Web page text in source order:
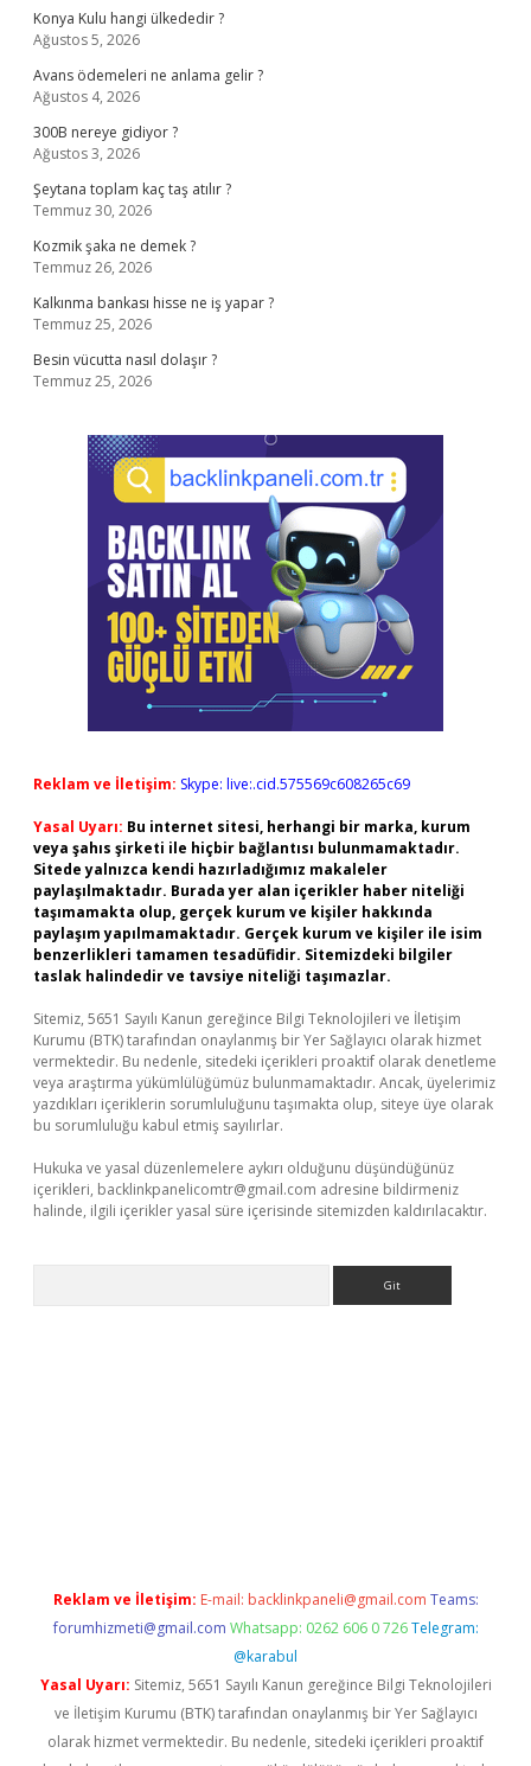
Konya Kulu hangi ülkededir ?
Ağustos 5, 2026
Avans ödemeleri ne anlama gelir ?
Ağustos 4, 2026
300B nereye gidiyor ?
Ağustos 3, 2026
Şeytana toplam kaç taş atılır ?
Temmuz 30, 2026
Kozmik şaka ne demek ?
Temmuz 26, 2026
Kalkınma bankası hisse ne iş yapar ?
Temmuz 25, 2026
Besin vücutta nasıl dolaşır ?
Temmuz 25, 2026
Reklam ve İletişim: Skype: live:.cid.575569c608265c69
Yasal Uyarı: Bu internet sitesi, herhangi bir marka, kurum
veya şahıs şirketi ile hiçbir bağlantısı bulunmamaktadır.
Sitede yalnızca kendi hazırladığımız makaleler
paylaşılmaktadır. Burada yer alan içerikler haber niteliği
taşımamakta olup, gerçek kurum ve kişiler hakkında
paylaşım yapılmamaktadır. Gerçek kurum ve kişiler ile isim
benzerlikleri tamamen tesadüfidir. Sitemizdeki bilgiler
taslak halindedir ve tavsiye niteliği taşımazlar.
Sitemiz, 5651 Sayılı Kanun gereğince Bilgi Teknolojileri ve İletişim
Kurumu (BTK) tarafından onaylanmış bir Yer Sağlayıcı olarak hizmet
vermektedir. Bu nedenle, sitedeki içerikleri proaktif olarak denetleme
veya araştırma yükümlülüğümüz bulunmamaktadır. Ancak, üyelerimiz
yazdıkları içeriklerin sorumluluğunu taşımakta olup, siteye üye olarak
bu sorumluluğu kabul etmiş sayılırlar.
Hukuka ve yasal düzenlemelere aykırı olduğunu düşündüğünüz
içerikleri, backlinkpanelicomtr@gmail.com adresine bildirmeniz
halinde, ilgili içerikler yasal süre içerisinde sitemizden kaldırılacaktır.
Reklam ve İletişim: E-mail: backlinkpaneli@gmail.com Teams:
forumhizmeti@gmail.com Whatsapp: 0262 606 0 726 Telegram:
@karabul
Yasal Uyarı: Sitemiz, 5651 Sayılı Kanun gereğince Bilgi Teknolojileri
ve İletişim Kurumu (BTK) tarafından onaylanmış bir Yer Sağlayıcı
olarak hizmet vermektedir. Bu nedenle, sitedeki içerikleri proaktif